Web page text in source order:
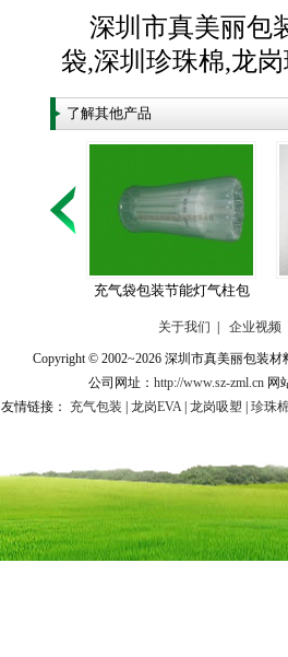
深圳市真美丽包
袋,深圳珍珠棉,龙
了解其他产品
充气袋包装节能灯气柱包
关于我们 企业视频
Copyright © 2002~2026 深圳市真美丽包装
公司网址： http://www.sz-zml.cn 网
友情链接： 充气包装 龙岗EVA| 龙岗吸塑 珍珠